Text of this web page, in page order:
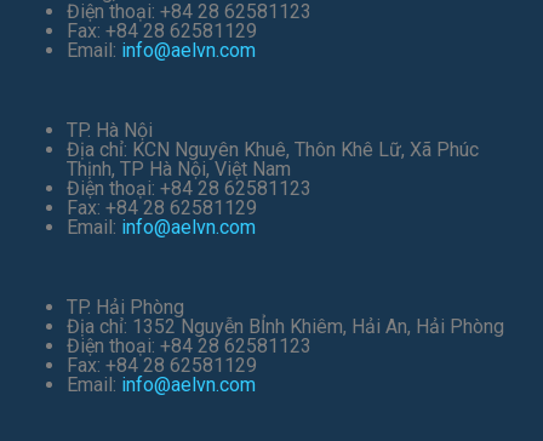
Điện thoại: +84 28 62581123
Fax: +84 28 62581129
Email: info@aelvn.com
TP. Hà Nội
Địa chỉ: KCN Nguyên Khuê, Thôn Khê Lữ, Xã Phúc
Thịnh, TP Hà Nội, Việt Nam
Điện thoại: +84 28 62581123
Fax: +84 28 62581129
Email: info@aelvn.com
TP. Hải Phòng
Địa chỉ: 1352 Nguyễn BỈnh Khiêm, Hải An, Hải Phòng
Điện thoại: +84 28 62581123
Fax: +84 28 62581129
Email: info@aelvn.com